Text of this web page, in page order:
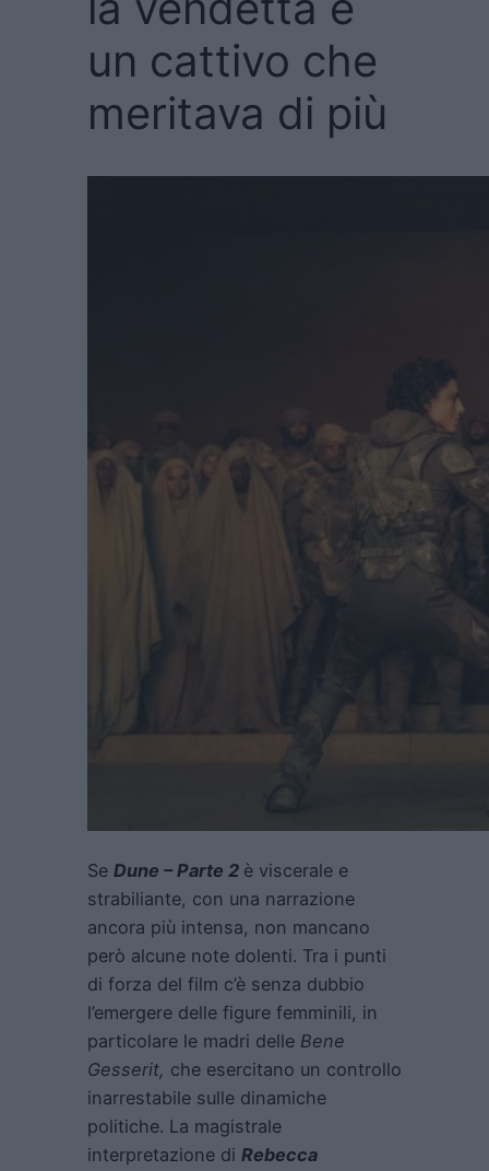
un cattivo che
meritava di più
Se Dune – Parte 2 è viscerale e
strabiliante, con una narrazione
ancora più intensa, non mancano
però alcune note dolenti. Tra i punti
di forza del film c’è senza dubbio
l’emergere delle figure femminili, in
particolare le madri delle Bene
Gesserit, che esercitano un controllo
inarrestabile sulle dinamiche
politiche. La magistrale
interpretazione di Rebecca